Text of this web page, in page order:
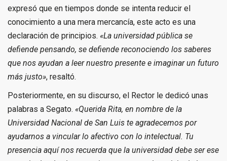
expresó que en tiempos donde se intenta reducir el
conocimiento a una mera mercancía, este acto es una
declaración de principios. «La universidad pública se
defiende pensando, se defiende reconociendo los saberes
que nos ayudan a leer nuestro presente e imaginar un futuro
más justo», resaltó.
Posteriormente, en su discurso, el Rector le dedicó unas
palabras a Segato. «Querida Rita, en nombre de la
Universidad Nacional de San Luis te agradecemos por
ayudarnos a vincular lo afectivo con lo intelectual. Tu
presencia aquí nos recuerda que la universidad debe ser ese